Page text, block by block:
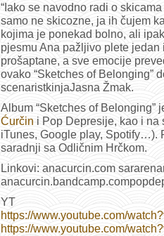
“Iako se navodno radi o
samo ne skicozne, ja ih čujem
kojima je ponekad bolno, ali
pjesmu Ana pažljivo plete
prošaptane, a sve emocije
ovako “Sketches of Belonging”
scenaristkinjaJasna Žmak.
Album “Sketches of
Ćurčin i Pop Depresije, kao i na
iTunes, Google play, Spotify…).
saradnji sa Odličnim Hrčkom.
Linkovi: anacurcin.com
YT
https://www.youtube.com/
https://www.youtube.com/